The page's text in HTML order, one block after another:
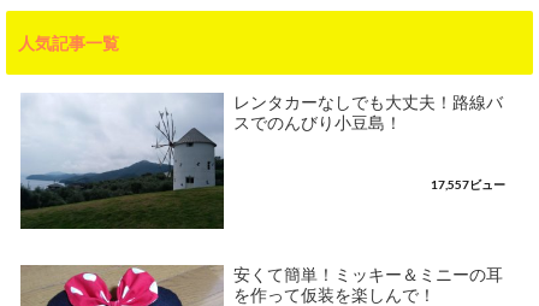
人気記事一覧
レンタカーなしでも大丈夫！路線バ
スでのんびり小豆島！
17,557ビュー
安くて簡単！ミッキー＆ミニーの耳
を作って仮装を楽しんで！